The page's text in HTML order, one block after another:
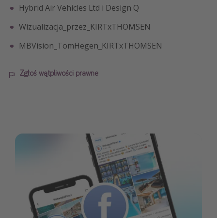
Hybrid Air Vehicles Ltd i Design Q
Wizualizacja_przez_KIRTxTHOMSEN
MBVision_TomHegen_KIRTxTHOMSEN
Zgłoś wątpliwości prawne